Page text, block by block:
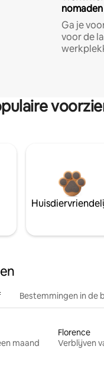
nomaden
Ga je
voor de
Bestemmingen in de
maand
Florence
Verblijven